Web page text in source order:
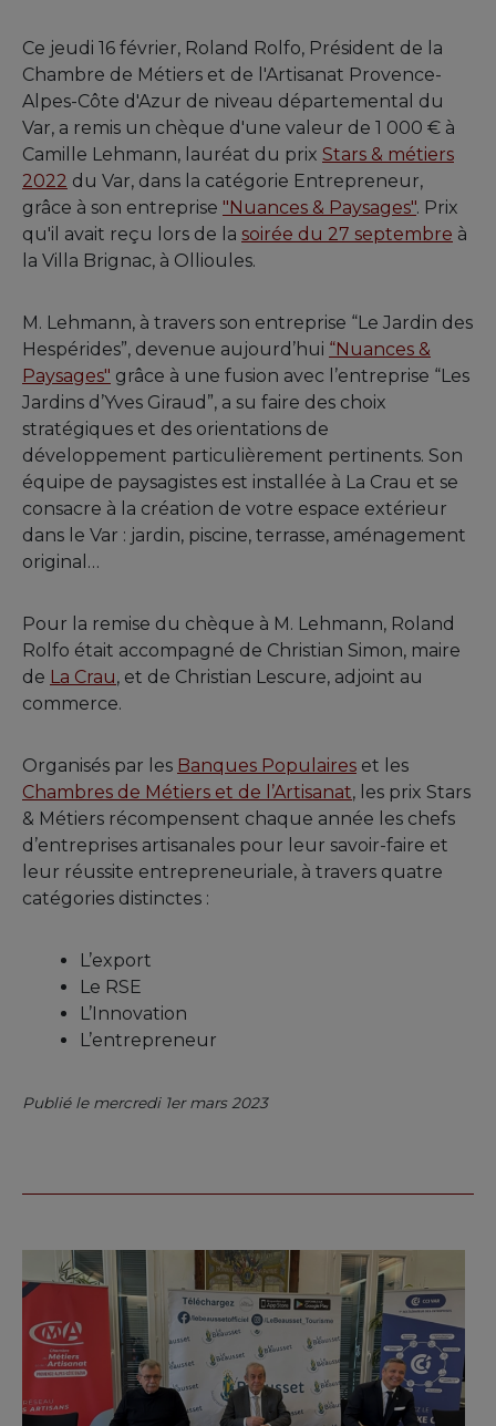
Ce jeudi 16 février, Roland Rolfo, Président de la
Chambre de Métiers et de l'Artisanat Provence-
Alpes-Côte d'Azur de niveau départemental du
Var, a remis un chèque d'une valeur de 1 000 € à
Camille Lehmann, lauréat du prix Stars & métiers
2022 du Var, dans la catégorie Entrepreneur,
grâce à son entreprise "Nuances & Paysages". Prix
qu'il avait reçu lors de la soirée du 27 septembre à
la Villa Brignac, à Ollioules.
M. Lehmann, à travers son entreprise “Le Jardin des
Hespérides”, devenue aujourd’hui “Nuances &
Paysages" grâce à une fusion avec l’entreprise “Les
Jardins d’Yves Giraud”, a su faire des choix
stratégiques et des orientations de
développement particulièrement pertinents. Son
équipe de paysagistes est installée à La Crau et se
consacre à la création de votre espace extérieur
dans le Var : jardin, piscine, terrasse, aménagement
original…
Pour la remise du chèque à M. Lehmann, Roland
Rolfo était accompagné de Christian Simon, maire
de La Crau, et de Christian Lescure, adjoint au
commerce.
Organisés par les Banques Populaires et les
Chambres de Métiers et de l’Artisanat, les prix Stars
& Métiers récompensent chaque année les chefs
d’entreprises artisanales pour leur savoir-faire et
leur réussite entrepreneuriale, à travers quatre
catégories distinctes :
L’export
Le RSE
L’Innovation
L’entrepreneur
Publié le mercredi 1er mars 2023